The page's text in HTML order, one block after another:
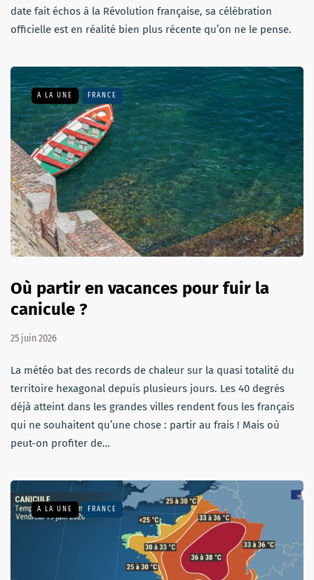
date fait échos à la Révolution française, sa célébration
officielle est en réalité bien plus récente qu’on ne le pense.
A LA UNE FRANCE
Où partir en vacances pour fuir la
canicule ?
25 juin 2026
La météo bat des records de chaleur sur la quasi totalité du
territoire hexagonal depuis plusieurs jours. Les 40 degrés
déjà atteint dans les grandes villes rendent fous les français
qui ne souhaitent qu’une chose : partir au frais ! Mais où
peut-on profiter de…
A LA UNE FRANCE